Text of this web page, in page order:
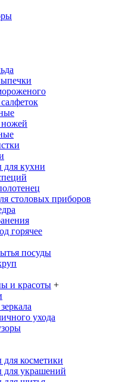
для кухни
столовых приборов
горячее
посуды
и красоты +
ухода
косметики
для украшений